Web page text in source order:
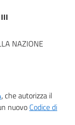
NAZIONE
, che autorizza il
nuovo Codice di